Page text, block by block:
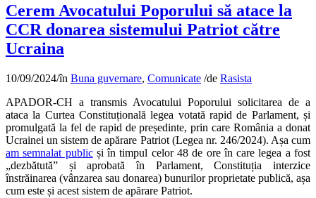
Cerem Avocatului Poporului să atace la
CCR donarea sistemului Patriot către
Ucraina
10/09/2024/în Buna guvernare, Comunicate /de Rasista
APADOR-CH a transmis Avocatului Poporului solicitarea de a
ataca la Curtea Constituțională legea votată rapid de Parlament, și
promulgată la fel de rapid de președinte, prin care România a donat
Ucrainei un sistem de apărare Patriot (Legea nr. 246/2024). Așa cum
am semnalat publicși în timpul celor 48 de ore în care legea a fost
„dezbătută” și aprobată în Parlament, Constituția interzice
înstrăinarea (vânzarea sau donarea) bunurilor proprietate publică, așa
cum este și acest sistem de apărare Patriot.